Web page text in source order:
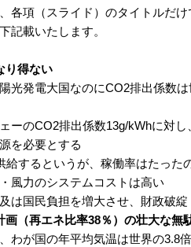
各項（スライド）のタイトルだ
記載いたします。
り得ない
光発電大国なのにCO2排出係数
ーのCO2排出係数13g/kWhに対
を必要とする
給するというが、稼働率はたった
風力のシステムコストは高い
は国民負担を増大させ、財政破綻
画（再エネ比率38％）の壮大な無
わが国の年平均気温は世界の3.8倍